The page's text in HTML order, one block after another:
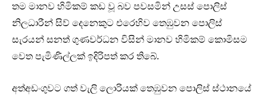
තම මානව හිමිකම් කඩ වූ බව පවසමින් උසස් පොලිස්
නිලධාරීන් සිව් දෙනෙකුට එරෙහිව තෙඹුවන පොලිස්
සැරයන් සනත් ගුණවර්ධන විසින් මානව හිමිකම් කොමිසම
වෙත පැමිණිල්ලක් ඉදිරිපත් කර තිබේ.
අත්අඩංගුවට ගත් වැලි ලොරියක් තෙඹුවන පොලිස් ස්ථානයේ